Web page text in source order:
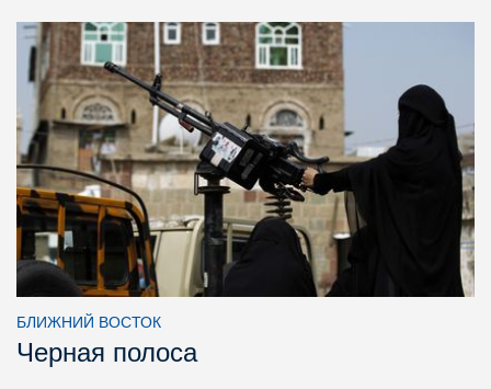
БЛИЖНИЙ ВОСТОК
Черная полоса